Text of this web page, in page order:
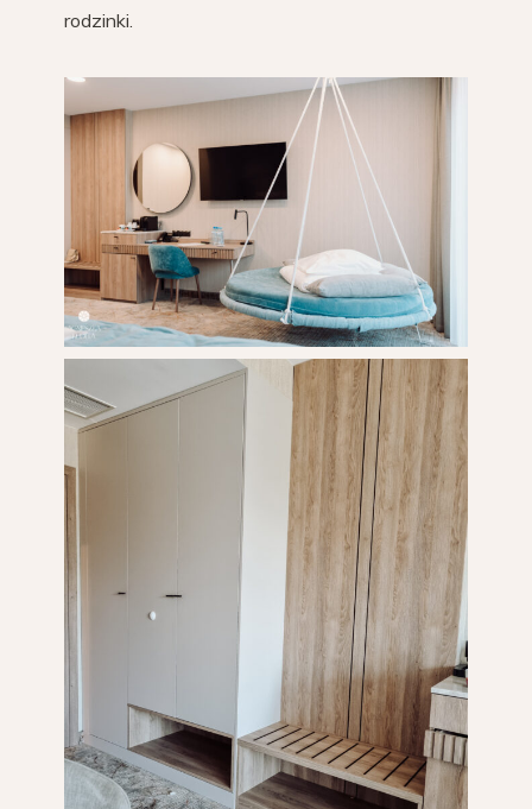
rodzinki.